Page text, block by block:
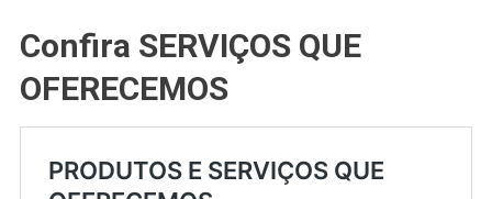
Confira SERVIÇOS QUE
OFERECEMOS